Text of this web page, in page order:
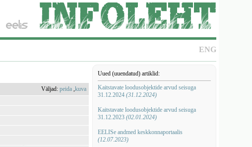
ENG
Uued (uuendatud) artiklid:
Kaitstavate loodusobjektide arvud seisuga
31.12.2024 (31.12.2024)
Kaitstavate loodusobjektide arvud seisuga
31.12.2023 (02.01.2024)
EELISe andmed keskkonnaportaalis
(12.07.2023)
Väljad:peida ,kuva